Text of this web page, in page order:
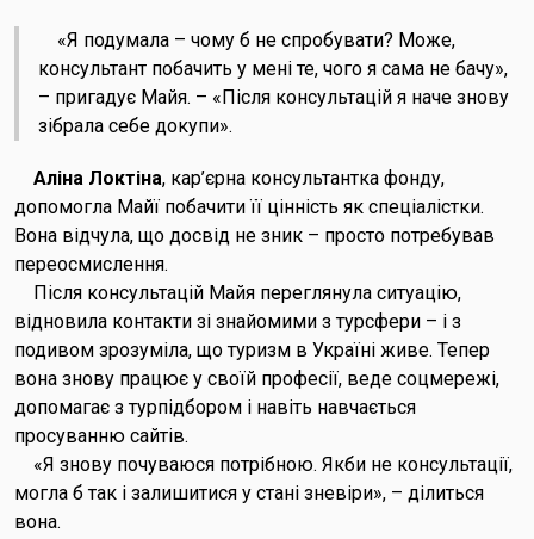
«Я подумала – чому б не спробувати? Може,
консультант побачить у мені те, чого я сама не бачу»,
– пригадує Майя. – «Після консультацій я наче знову
зібрала себе докупи».
Аліна Локтіна, кар’єрна консультантка фонду,
допомогла Майї побачити її цінність як спеціалістки.
Вона відчула, що досвід не зник – просто потребував
переосмислення.
Після консультацій Майя переглянула ситуацію,
відновила контакти зі знайомими з турсфери – і з
подивом зрозуміла, що туризм в Україні живе. Тепер
вона знову працює у своїй професії, веде соцмережі,
допомагає з турпідбором і навіть навчається
просуванню сайтів.
«Я знову почуваюся потрібною. Якби не консультації,
могла б так і залишитися у стані зневіри», – ділиться
вона.